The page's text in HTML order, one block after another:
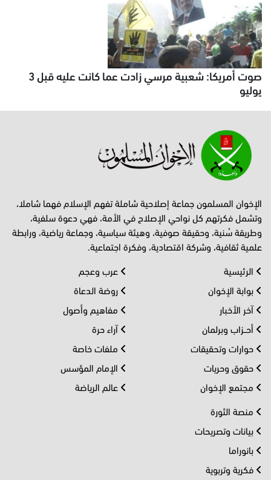
صوت أمريكا: شعبية مرسي زادت عما كانت عليه قبل 3
يوليو
الإخوان المسلمون جماعة إصلاحية شاملة تفهم الإسلام فهما شاملا،
وتشمل فكرتهم كل نواحي الإصلاح في الأمة، فهي دعوة سلفية،
وطريقة سُنية، وحقيقة صوفية، وهيئة سياسية، وجماعة رياضية، ورابطة
علمية ثقافية، وشركة اقتصادية، وفكرة اجتماعية.
الرئيسية
بوابة الإخوان
آخر الأخبار
أحــزاب وبرلمان
حوارات وتحقيقات
حقوق وحريات
مجتمع الإخوان
عرب وعجم
روضة الدعاة
مفاهيم وأصول
آراء حرة
ملفات خاصة
الإمام المؤسس
عالم الرياضة
منصة الثورة
بيانات وتصريحات
بانوراما
فكرية وتربوية